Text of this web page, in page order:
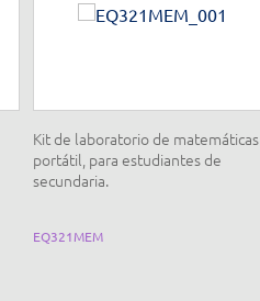
Kit de laboratorio de matemáticas
portátil, para estudiantes de
secundaria.
EQ321MEM